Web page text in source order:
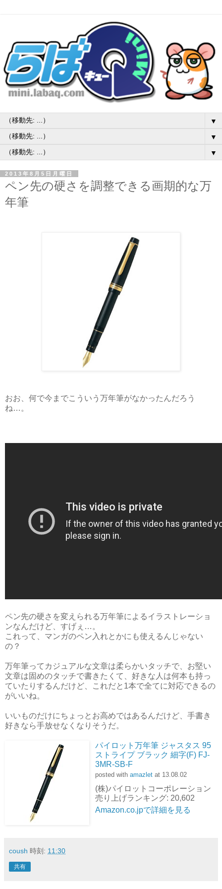
▼
▼
▼
2013年8月5日月曜日
ペン先の硬さを調整できる画期的な万
年筆
おお、何で今までこういう万年筆がなかったんだろう
ね…。
ペン先の硬さを変えられる万年筆によるイラストレーショ
ンなんだけど、すげぇ…。
これって、マンガのペン入れとかにも使えるんじゃない
の？
万年筆ってカジュアルな文章は柔らかいタッチで、お堅い
文章は固めのタッチで書きたくて、好きな人は何本も持っ
ていたりするんだけど、これだと1本で全てに対応できるの
がいいね。
いいものだけにちょっとお高めではあるんだけど、手書き
好きなら手放せなくなりそうだ。
パイロット万年筆 ジャスタス 95
ストライプ ブラック 細字(F) FJ-
3MR-SB-F
posted with amazlet at 13.08.02
(株)パイロットコーポレーション
売り上げランキング: 20,602
Amazon.co.jpで詳細を見る
coush 時刻: 11:30
共有